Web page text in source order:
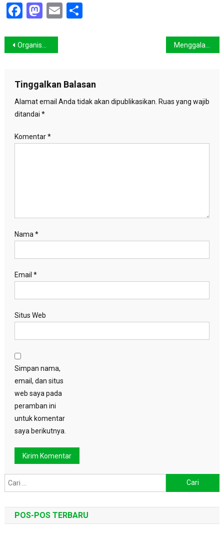
Facebook
Mastodon
EmailShare
Navigasi
Organisasi lingkungan sedunia protes rencana pembangunan PLTU Batang
Tinggalkan Balasan
Alamat email Anda tidak akan dipublikasikan. Ruas yang wajib
ditandai *
Komentar*
Nama *
Email *
Situs Web
Simpan nama,
email, dan situs
web saya pada
peramban ini
untuk komentar
saya berikutnya.
untuk:
POS-POS TERBARU